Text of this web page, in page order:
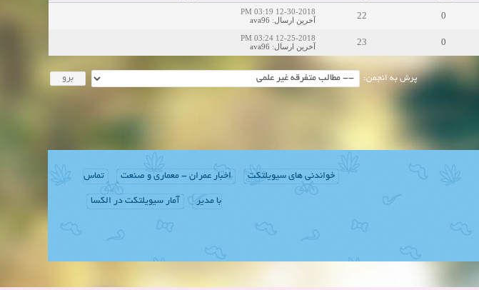
0
22
12-30-2018 03:19 PM
آخرین ارسال:
ava96
0
23
12-25-2018 03:24 PM
آخرین ارسال:
ava96
پرش به انجمن:
خواندنی های سیویلتکت اخبار عمران - معماری و صنعت تماس
با مدیر آمار سیویلتکت در الکسا